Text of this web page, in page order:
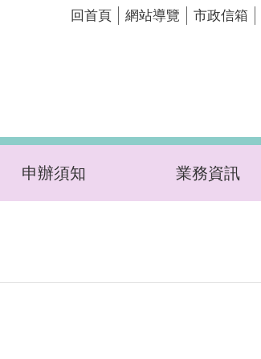
回首頁 網站導覽 市政信箱
申辦須知 業務資訊